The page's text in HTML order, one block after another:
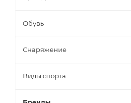
Обувь
Снаряжение
Виды спорта